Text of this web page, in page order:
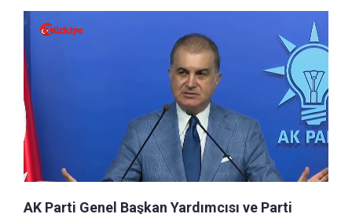
AK Parti Genel Başkan Yardımcısı ve Parti